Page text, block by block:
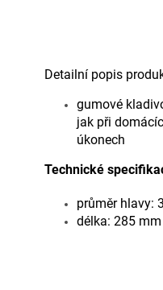
Detailní popis
gumové
jak při
úkonech
Technické
průměr hlavy:
délka: 285 mm